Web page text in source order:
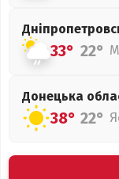
33° 22°
Донецька
38° 22°